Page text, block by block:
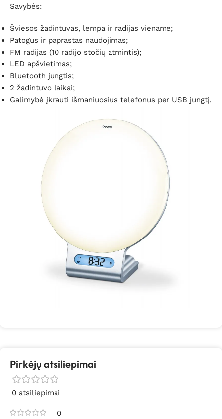
Savybės:
Šviesos žadintuvas, lempa ir radijas viename;
Patogus ir paprastas naudojimas;
FM radijas (10 radijo stočių atmintis);
LED apšvietimas;
Bluetooth jungtis;
2 žadintuvo laikai;
Galimybė įkrauti išmaniuosius telefonus per USB jungtį.
Pirkėjų atsiliepimai
0 atsiliepimai
0